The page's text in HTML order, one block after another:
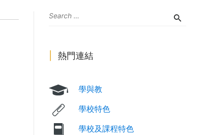
熱門連結
學與教
學校特色
學校及課程特色